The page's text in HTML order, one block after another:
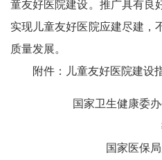
童友好医院建设。推广具有良
实现儿童友好医院应建尽建，
质量发展。
附件：
儿童友好医院建设
国家卫生健康委
国家医保